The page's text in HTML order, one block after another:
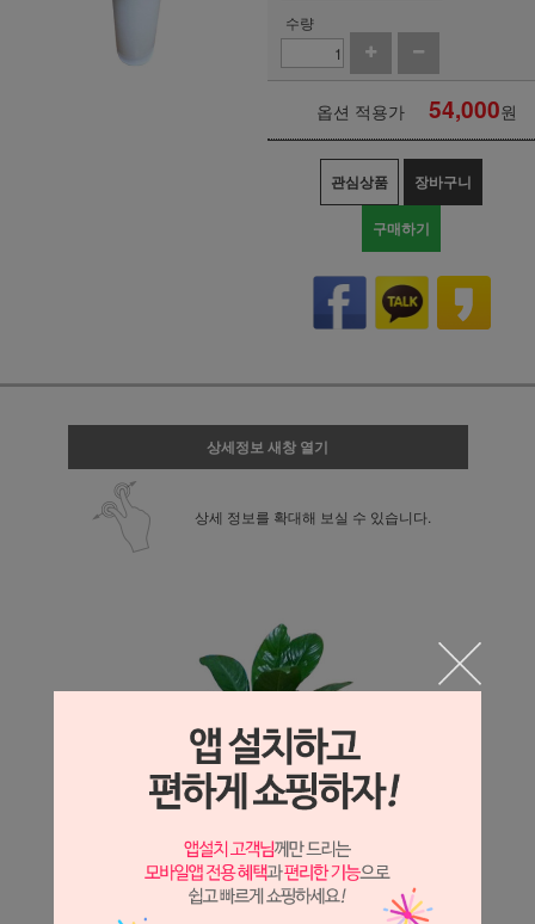
수량
옵션 적용가 54,000원
관심상품 장바구니
구매하기
상세정보 새창 열기
상세 정보를 확대해 보실 수 있습니다.